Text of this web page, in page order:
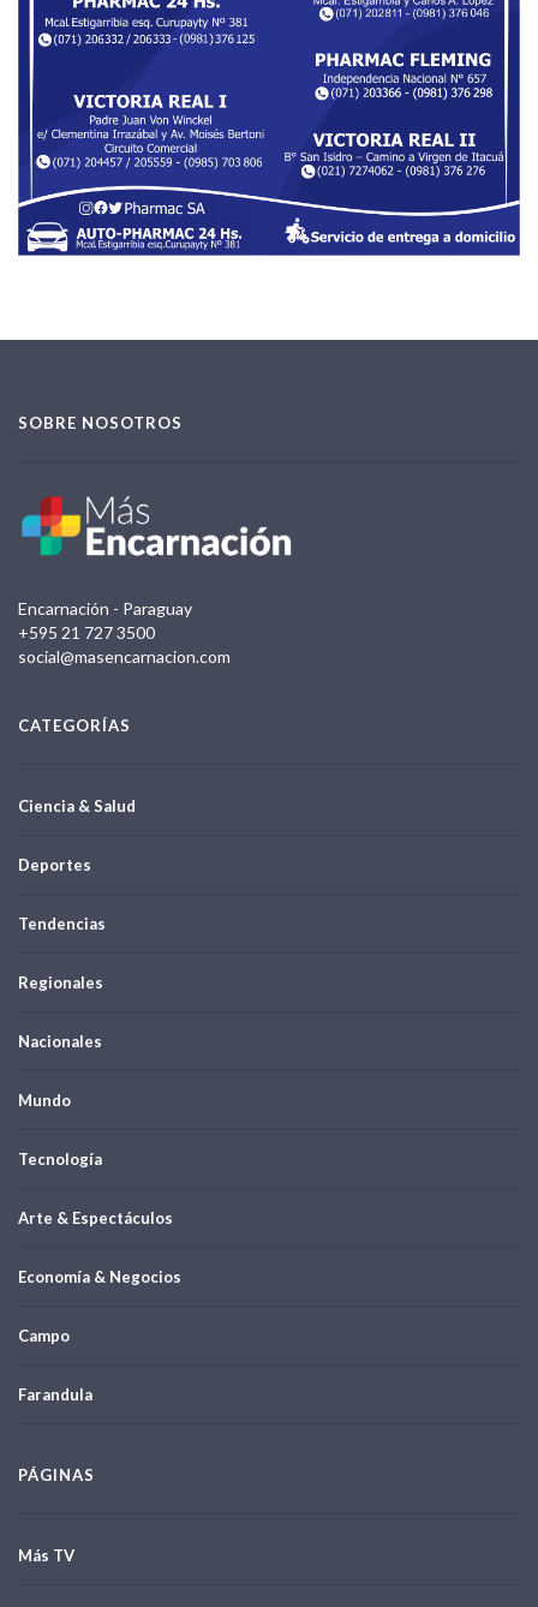
SOBRE NOSOTROS
Encarnación - Paraguay
+595 21 727 3500
social@masencarnacion.com
CATEGORÍAS
Ciencia & Salud
Deportes
Tendencias
Regionales
Nacionales
Mundo
Tecnología
Arte & Espectáculos
Economía & Negocios
Campo
Farandula
PÁGINAS
Más TV